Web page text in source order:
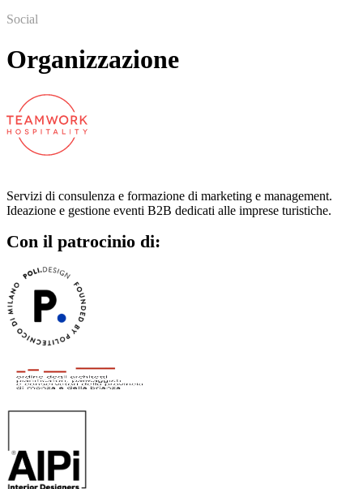
Social
Organizzazione
Servizi di consulenza e formazione di marketing e management.
Ideazione e gestione eventi B2B dedicati alle imprese turistiche.
Con il patrocinio di: